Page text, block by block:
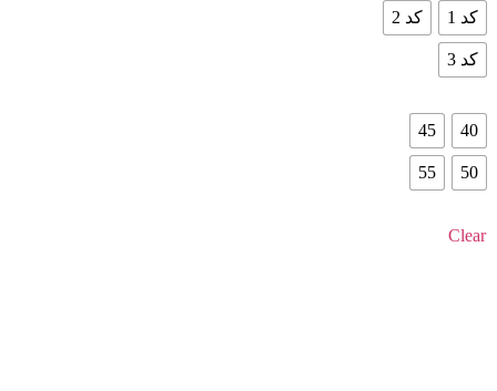
کد 1 کد 2
کد 3
40
45
50
55
Clear